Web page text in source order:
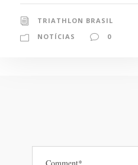
TRIATHLON BRASIL
NOTÍCIAS
0